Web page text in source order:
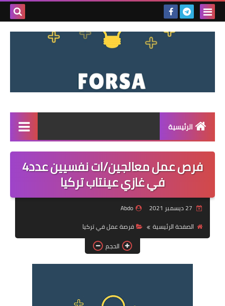
بحث
الرئيسية
القائمة
مناقصات
فرص عمل داخل سوريا
فرص عمل في العراق
فرص عمل في اليمن
دورات تدريبية
فرص عمل معالجين/ات نفسيين عدد4
في غازي عينتاب تركيا
Abdo
الصفحة الرئيسية
فرصة عمل في تركيا
الحجم